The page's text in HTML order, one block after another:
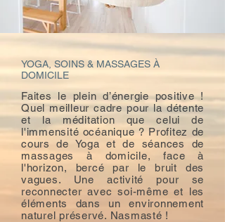
YOGA, SOINS & MASSAGES À
DOMICILE
Faites le plein d’énergie positive !
Quel meilleur cadre pour la détente
et la méditation que celui de
l'immensité océanique ? Profitez de
cours de Yoga et de séances de
massages à domicile, face à
l'horizon, bercé par le bruit des
vagues. Une activité pour se
reconnecter avec soi-même et les
éléments dans un environnement
naturel préservé. Nasmasté !